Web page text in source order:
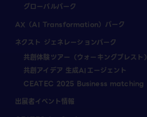
グローバルパーク
AX（AI Transformation）パーク
ネクスト ジェネレーションパーク
共創体験ツアー（ウォーキングブレスト）
共創アイデア 生成AIエージェント
CEATEC 2025 Business matching
出展者イベント情報